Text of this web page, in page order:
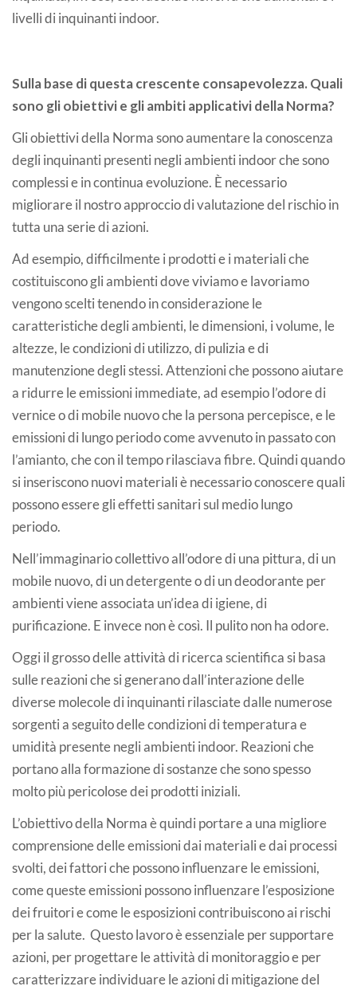
livelli di inquinanti indoor.
Sulla base di questa crescente consapevolezza. Quali
sono gli obiettivi e gli ambiti applicativi della Norma?
Gli obiettivi della Norma sono aumentare la conoscenza
degli inquinanti presenti negli ambienti indoor che sono
complessi e in continua evoluzione. È necessario
migliorare il nostro approccio di valutazione del rischio in
tutta una serie di azioni.
Ad esempio, difficilmente i prodotti e i materiali che
costituiscono gli ambienti dove viviamo e lavoriamo
vengono scelti tenendo in considerazione le
caratteristiche degli ambienti, le dimensioni, i volume, le
altezze, le condizioni di utilizzo, di pulizia e di
manutenzione degli stessi. Attenzioni che possono aiutare
a ridurre le emissioni immediate, ad esempio l’odore di
vernice o di mobile nuovo che la persona percepisce, e le
emissioni di lungo periodo come avvenuto in passato con
l’amianto, che con il tempo rilasciava fibre. Quindi quando
si inseriscono nuovi materiali è necessario conoscere quali
possono essere gli effetti sanitari sul medio lungo
periodo.
Nell’immaginario collettivo all’odore di una pittura, di un
mobile nuovo, di un detergente o di un deodorante per
ambienti viene associata un’idea di igiene, di
purificazione. E invece non è così. Il pulito non ha odore.
Oggi il grosso delle attività di ricerca scientifica si basa
sulle reazioni che si generano dall’interazione delle
diverse molecole di inquinanti rilasciate dalle numerose
sorgenti a seguito delle condizioni di temperatura e
umidità presente negli ambienti indoor. Reazioni che
portano alla formazione di sostanze che sono spesso
molto più pericolose dei prodotti iniziali.
L’obiettivo della Norma è quindi portare a una migliore
comprensione delle emissioni dai materiali e dai processi
svolti, dei fattori che possono influenzare le emissioni,
come queste emissioni possono influenzare l’esposizione
dei fruitori e come le esposizioni contribuiscono ai rischi
per la salute. Questo lavoro è essenziale per supportare
azioni, per progettare le attività di monitoraggio e per
caratterizzare individuare le azioni di mitigazione del